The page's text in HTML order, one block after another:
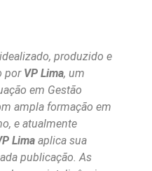
produzido e
por VP Lima, um
em Gestão
ampla formação em
e atualmente
Lima aplica sua
publicação. As